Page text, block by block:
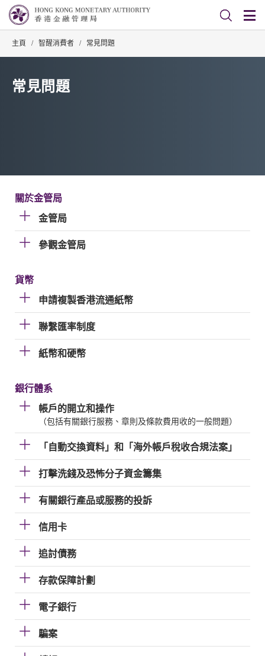
主頁 / 智醒消費者 / 常見問題
常見問題
關於金管局
金管局
參觀金管局
貨幣
申請複製香港流通紙幣
聯繫匯率制度
紙幣和硬幣
銀行體系
帳戶的開立和操作
（包括有關銀行服務、章則及條款費用收的一般問題）
「自動交換資料」和「海外帳戶稅收合規法案」
打擊洗錢及恐怖分子資金籌集
有關銀行產品或服務的投訴
信用卡
追討債務
存款保障計劃
電子銀行
騙案